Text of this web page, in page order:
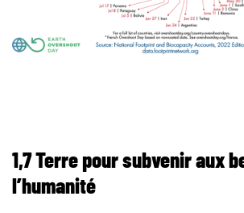
1,7 Terre pour subvenir aux
l’humanité